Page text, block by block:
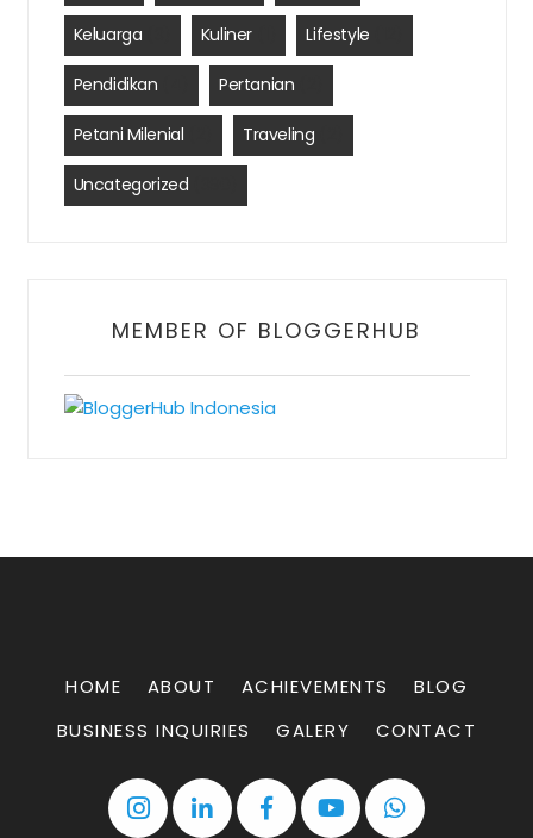
Keluarga Kuliner(1) Lifestyle
Pendidikan Pertanian
Petani Milenial Traveling
Uncategorized
MEMBER OF BLOGGERHUB
HOME ABOUT ACHIEVEMENTS
BLOG
BUSINESS INQUIRIES
GALERY CONTACT